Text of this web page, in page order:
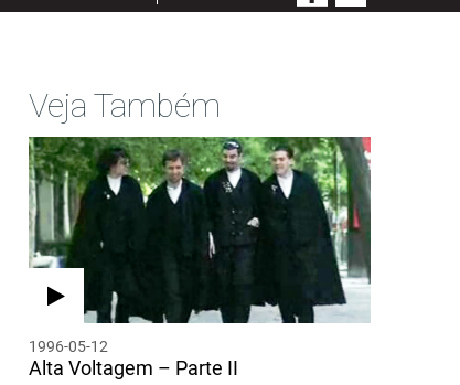
Veja Também
1996-05-12
Alta Voltagem – Parte II